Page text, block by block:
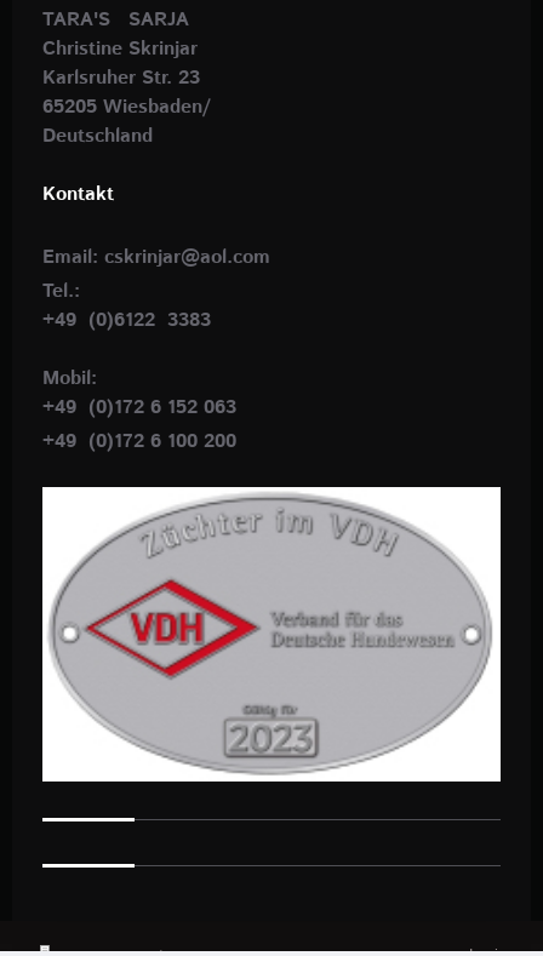
TARA'S SARJA
Christine Skrinjar
Karlsruher Str. 23
65205 Wiesbaden/
Deutschland
Kontakt
Email: cskrinjar@aol.com
Tel.:
+49 (0)6122 3383
Mobil:
+49 (0)172 6 152 063
+49 (0)172 6 100 200